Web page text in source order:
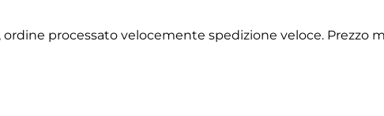
processato velocemente spedizione veloce. Prezzo